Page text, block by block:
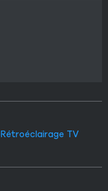
Rétroéclairage TV